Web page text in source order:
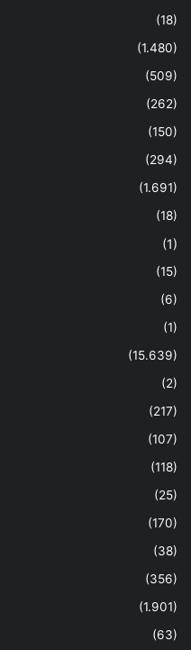
(18)
(1.480)
(509)
(262)
(150)
(294)
(1.691)
(18)
(1)
(15)
(6)
(1)
(15.639)
(2)
(217)
(107)
(118)
(25)
(170)
(38)
(356)
(1.901)
(63)